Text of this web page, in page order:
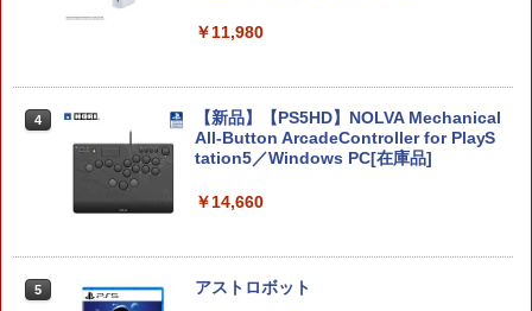
バッグスイッチ 2 収納ケース Switch 収
￥1,211
【お買い物マラソン期間限定♪最大30％O
2025年 スイッチ2モデル用 スリムケース
持ち運び キャリングケース 耐衝撃 薄型
ハードポーチ ゲームカード12枚収納 ア
￥11,980
4
【新品】【PS5HD】NOLVA Mechanical
All-Button ArcadeController for PlayS
tation5／Windows PC[在庫品]
￥14,660
5 アストロボット